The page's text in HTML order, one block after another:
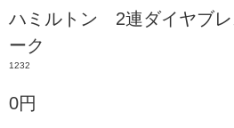
ハミルトン 2連ダイヤブ
ーク
1232
0円